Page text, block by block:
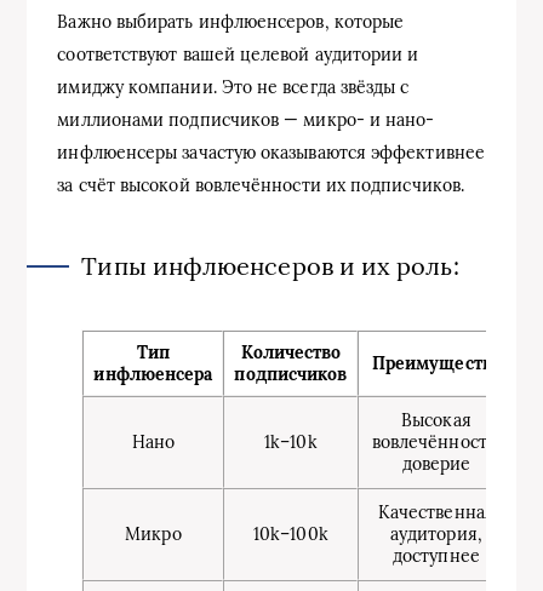
Важно выбирать инфлюенсеров, которые
соответствуют вашей целевой аудитории и
имиджу компании. Это не всегда звёзды с
миллионами подписчиков — микро- и нано-
инфлюенсеры зачастую оказываются эффективнее
за счёт высокой вовлечённости их подписчиков.
Типы инфлюенсеров и их роль:
Тип
инфлюенсера
Количество
подписчиков
Преимущества
Нано 1k–10k
Высокая
вовлечённость,
доверие
Микро 10k–100k
Качественная
аудитория,
доступнее